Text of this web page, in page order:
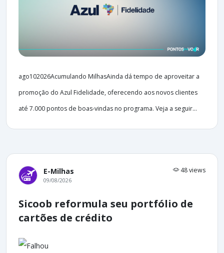
ago102026Acumulando MilhasAinda dá tempo de aproveitar a
promoção do Azul Fidelidade, oferecendo aos novos clientes
até 7.000 pontos de boas-vindas no programa. Veja a seguir...
E-Milhas 48 views
09/08/2026
Sicoob reformula seu portfólio de
cartões de crédito